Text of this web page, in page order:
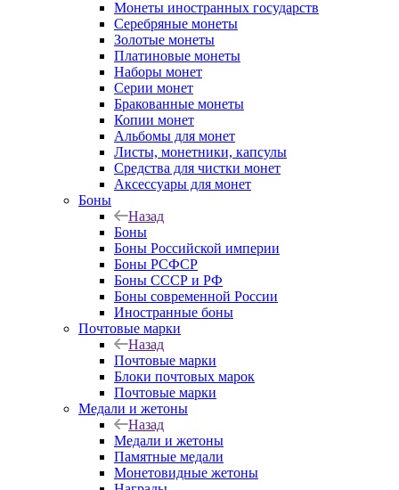
Монеты иностранных государств
Серебряные монеты
Золотые монеты
Платиновые монеты
Наборы монет
Серии монет
Бракованные монеты
Копии монет
Альбомы для монет
Листы, монетники, капсулы
Средства для чистки монет
Аксессуары для монет
Боны
Назад
Боны
Боны Российской империи
Боны РСФСР
Боны СССР и РФ
Боны современной России
Иностранные боны
Почтовые марки
Назад
Почтовые марки
Блоки почтовых марок
Почтовые марки
Медали и жетоны
Назад
Медали и жетоны
Памятные медали
Монетовидные жетоны